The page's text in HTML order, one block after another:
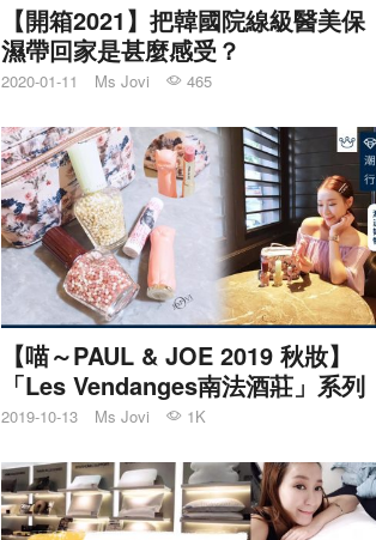
【開箱2021】把韓國院線級醫美保
濕帶回家是甚麼感受？
2020-01-11 Ms Jovi 465
【喵～PAUL & JOE 2019 秋妝】
「Les Vendanges南法酒莊」系列
2019-10-13 Ms Jovi 1K